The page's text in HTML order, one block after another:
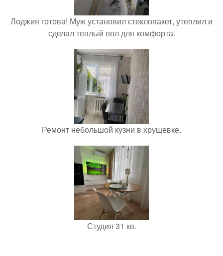
Лоджия готова! Муж установил стеклопакет, утеплил и
сделал теплый пол для комфорта.
Ремонт небольшой кузни в хрущевке.
Студия 31 кв.